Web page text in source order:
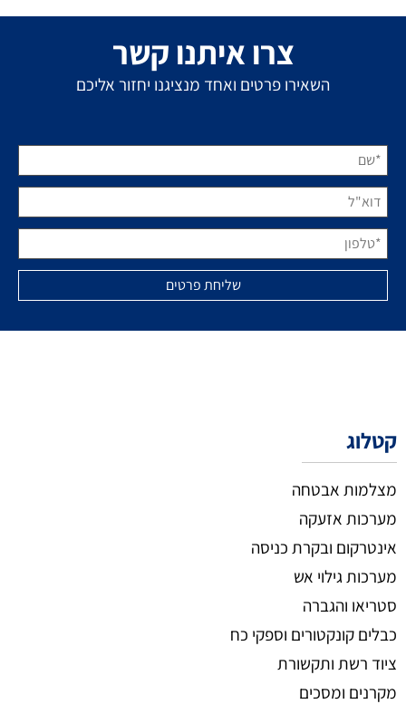
צרו איתנו קשר
השאירו פרטים ואחד מנציגנו יחזור אליכם
קטלוג
מצלמות אבטחה
מערכות אזעקה
אינטרקום ובקרת כניסה
מערכות גילוי אש
סטריאו והגברה
כבלים קונקטורים וספקי כח
ציוד רשת ותקשורת
מקרנים ומסכים